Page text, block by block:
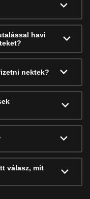
havi
nektek?
válasz, mit